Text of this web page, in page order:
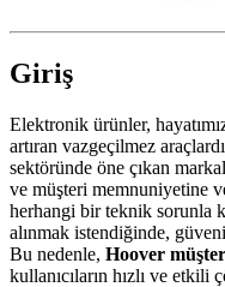
Giriş
Elektronik ürünler,
artıran vazgeçilmez
sektöründe öne çıkan
ve müşteri memnuniyetine
herhangi bir teknik sorunla
alınmak istendiğinde,
Bu nedenle, Hoover
kullanıcıların hızlı ve